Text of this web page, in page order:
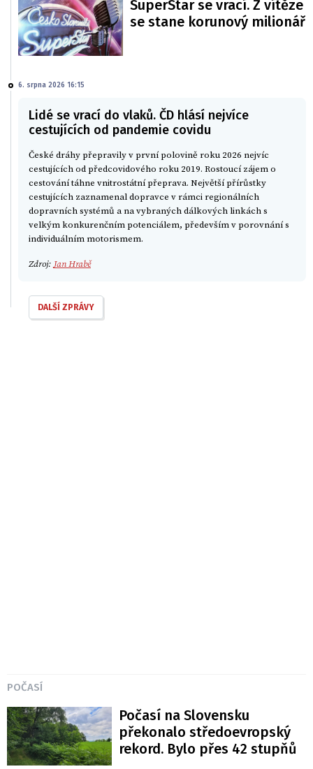
SuperStar se vrací. Z vítěze
se stane korunový milionář
6. srpna 2026 16:15
Lidé se vrací do vlaků. ČD hlásí nejvíce
cestujících od pandemie covidu
České dráhy přepravily v první polovině roku 2026 nejvíc
cestujících od předcovidového roku 2019. Rostoucí zájem o
cestování táhne vnitrostátní přeprava. Největší přírůstky
cestujících zaznamenal dopravce v rámci regionálních
dopravních systémů a na vybraných dálkových linkách s
velkým konkurenčním potenciálem, především v porovnání s
individuálním motorismem.
Zdroj: Jan Hrabě
DALŠÍ ZPRÁVY
POČASÍ
Počasí na Slovensku
překonalo středoevropský
rekord. Bylo přes 42 stupňů